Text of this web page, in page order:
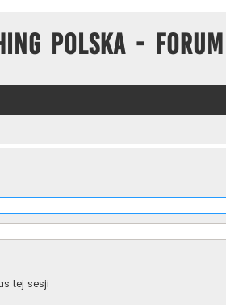
Polska - Forum
tej sesji